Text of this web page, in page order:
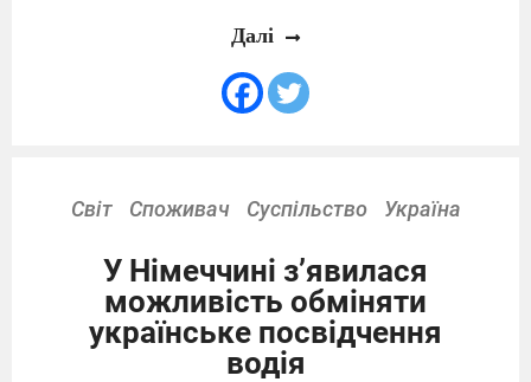
Далі
Світ Споживач Суспільство Україна
У Німеччині з’явилася
можливість обміняти
українське посвідчення
водія